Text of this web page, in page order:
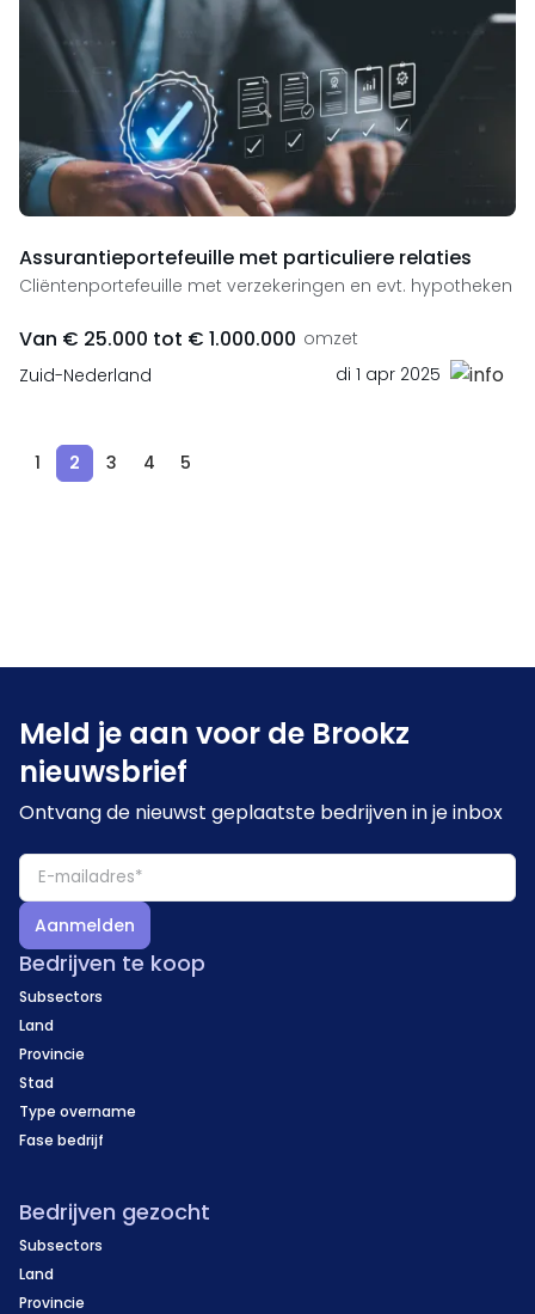
Assurantieportefeuille met particuliere relaties
Cliëntenportefeuille met verzekeringen en evt. hypotheken
Van € 25.000 tot € 1.000.000 omzet
Zuid-Nederland
di 1 apr 2025
1 2 3 4 5
Meld je aan voor de Brookz
nieuwsbrief
Ontvang de nieuwst geplaatste bedrijven in je inbox
Aanmelden
Bedrijven te koop
Subsectors
Land
Provincie
Stad
Type overname
Fase bedrijf
Bedrijven gezocht
Subsectors
Land
Provincie